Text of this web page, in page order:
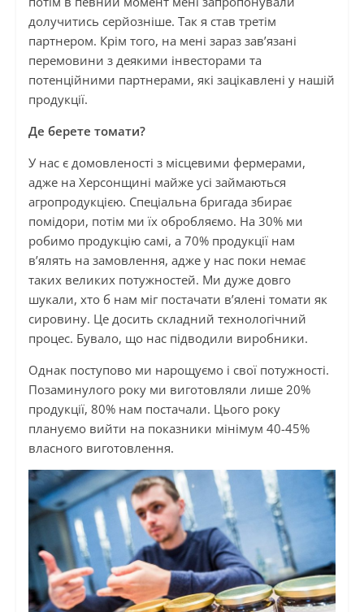
долучитись серйозніше. Так я став третім
партнером. Крім того, на мені зараз зав’язані
перемовини з деякими інвесторами та
потенційними партнерами, які зацікавлені у нашій
продукції.
Де берете томати?
У нас є домовленості з місцевими фермерами,
адже на Херсонщині майже усі займаються
агропродукцією. Спеціальна бригада збирає
помідори, потім ми їх обробляємо. На 30% ми
робимо продукцію самі, а 70% продукції нам
в’ялять на замовлення, адже у нас поки немає
таких великих потужностей. Ми дуже довго
шукали, хто б нам міг постачати в’ялені томати як
сировину. Це досить складний технологічний
процес. Бувало, що нас підводили виробники.
Однак поступово ми нарощуємо і свої потужності.
Позаминулого року ми виготовляли лише 20%
продукції, 80% нам постачали. Цього року
плануємо вийти на показники мінімум 40-45%
власного виготовлення.